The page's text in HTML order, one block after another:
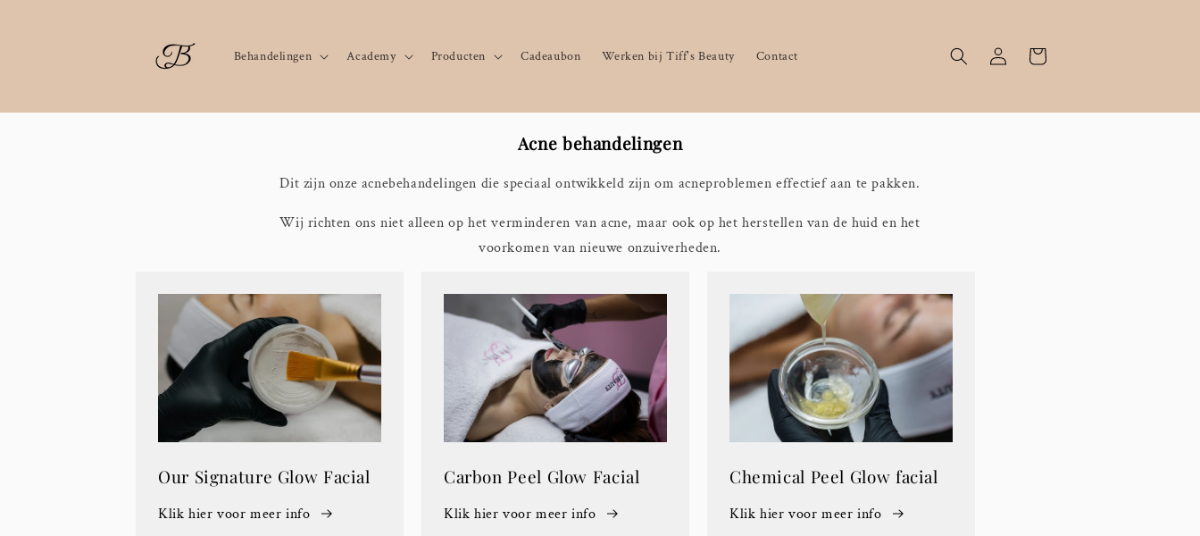
Behandelingen Academy Producten Cadeaubon Werken bij Tiff's Beauty Contact InloggenWinkelwagen
Acne behandelingen
Dit zijn onze acnebehandelingen die speciaal ontwikkeld zijn om acneproblemen effectief aan te pakken.
Wij richten ons niet alleen op het verminderen van acne, maar ook op het herstellen van de huid en het
voorkomen van nieuwe onzuiverheden.
Our Signature Glow Facial
Klik hier voor meer info
Carbon Peel Glow Facial
Klik hier voor meer info
Chemical Peel Glow facial
Klik hier voor meer info